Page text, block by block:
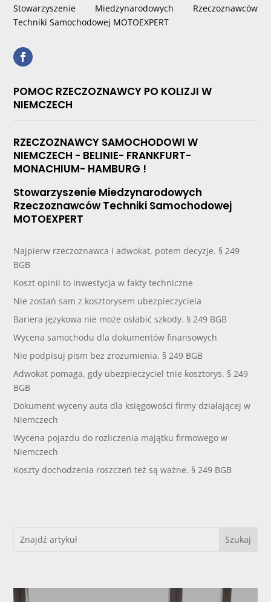
Stowarzyszenie Miedzynarodowych Rzeczoznawców
Techniki Samochodowej MOTOEXPERT
POMOC RZECZOZNAWCY PO KOLIZJI W
NIEMCZECH
RZECZOZNAWCY SAMOCHODOWI W
NIEMCZECH - BELINIE- FRANKFURT-
MONACHIUM- HAMBURG !
Stowarzyszenie Miedzynarodowych
Rzeczoznawców Techniki Samochodowej
MOTOEXPERT
Najpierw rzeczoznawca i adwokat, potem decyzje. § 249
BGB
Koszt opinii to inwestycja w fakty techniczne
Nie zostań sam z kosztorysem ubezpieczyciela
Bariera językowa nie może osłabić szkody. § 249 BGB
Wycena samochodu dla dokumentów finansowych
Nie podpisuj pism bez zrozumienia. § 249 BGB
Adwokat pomaga, gdy ubezpieczyciel tnie kosztorys. § 249
BGB
Dokument wyceny auta dla księgowości firmy działającej w
Niemczech
Wycena pojazdu do rozliczenia majątku firmowego w
Niemczech
Koszty dochodzenia roszczeń też są ważne. § 249 BGB